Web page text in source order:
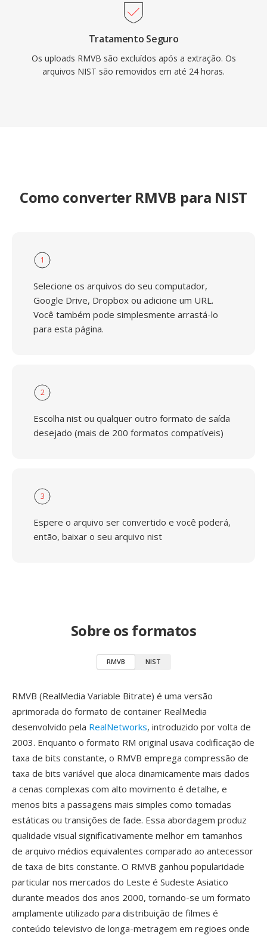
Tratamento Seguro
Os uploads RMVB são excluídos após a extração. Os
arquivos NIST são removidos em até 24 horas.
Como converter RMVB para NIST
1
Selecione os arquivos do seu computador,
Google Drive, Dropbox ou adicione um URL.
Você também pode simplesmente arrastá-lo
para esta página.
2
Escolha nist ou qualquer outro formato de saída
desejado (mais de 200 formatos compatíveis)
3
Espere o arquivo ser convertido e você poderá,
então, baixar o seu arquivo nist
Sobre os formatos
RMVB NIST
RMVB (RealMedia Variable Bitrate) é uma versão
aprimorada do formato de container RealMedia
desenvolvido pela RealNetworks, introduzido por volta de
2003. Enquanto o formato RM original usava codificação de
taxa de bits constante, o RMVB emprega compressão de
taxa de bits variável que aloca dinamicamente mais dados
a cenas complexas com alto movimento é detalhe, e
menos bits a passagens mais simples como tomadas
estáticas ou transições de fade. Essa abordagem produz
qualidade visual significativamente melhor em tamanhos
de arquivo médios equivalentes comparado ao antecessor
de taxa de bits constante. O RMVB ganhou popularidade
particular nos mercados do Leste é Sudeste Asiatico
durante meados dos anos 2000, tornando-se um formato
amplamente utilizado para distribuição de filmes é
conteúdo televisivo de longa-metragem em regioes onde